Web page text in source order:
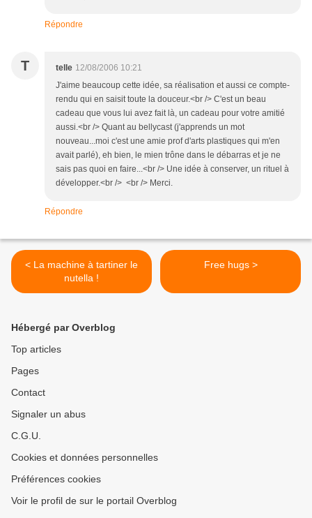
Répondre
T telle 12/08/2006 10:21
J'aime beaucoup cette idée, sa réalisation et aussi ce compte-
rendu qui en saisit toute la douceur.<br /> C'est un beau
cadeau que vous lui avez fait là, un cadeau pour votre amitié
aussi.<br /> Quant au bellycast (j'apprends un mot
nouveau...moi c'est une amie prof d'arts plastiques qui m'en
avait parlé), eh bien, le mien trône dans le débarras et je ne
sais pas quoi en faire...<br /> Une idée à conserver, un rituel à
développer.<br /> <br /> Merci.
Répondre
< La machine à tartiner le
nutella !
Free hugs >
Hébergé par Overblog
Top articles
Pages
Contact
Signaler un abus
C.G.U.
Cookies et données personnelles
Préférences cookies
Voir le profil de sur le portail Overblog